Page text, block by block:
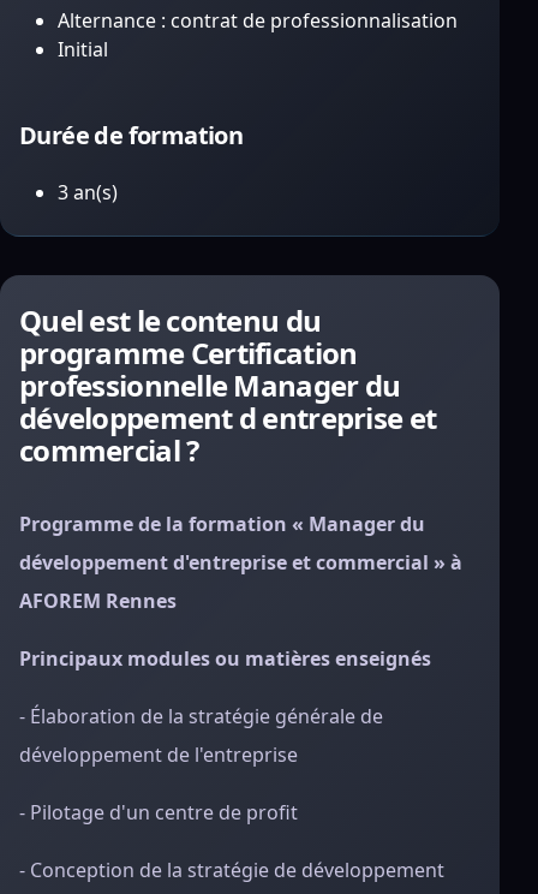
Alternance : contrat de professionnalisation
Initial
Durée de formation
3 an(s)
Quel est le contenu du
programme Certification
professionnelle Manager du
développement d entreprise et
commercial ?
Programme de la formation « Manager du
développement d'entreprise et commercial » à
AFOREM Rennes
Principaux modules ou matières enseignés
- Élaboration de la stratégie générale de
développement de l'entreprise
- Pilotage d'un centre de profit
- Conception de la stratégie de développement